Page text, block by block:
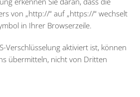
von „http://“ auf „https://“ wechselt
in Ihrer Browserzeile.
Verschlüsselung aktiviert ist, können
übermitteln, nicht von Dritten